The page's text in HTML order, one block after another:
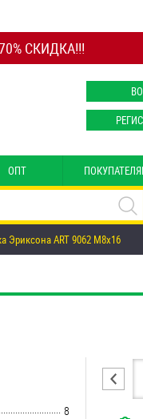
СКИДКА!!!
ОПТ
Эриксона ART 9062 М8х16
8